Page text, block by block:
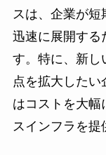
スは、企業が短
迅速に展開する
す。特に、新し
点を拡大したい
はコストを大幅
スインフラを提